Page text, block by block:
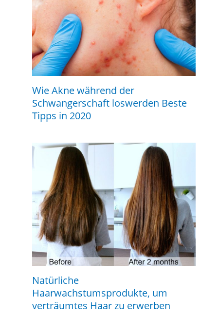
Wie Akne während der
Schwangerschaft loswerden Beste
Tipps in 2020
Natürliche
Haarwachstumsprodukte, um
verträumtes Haar zu erwerben